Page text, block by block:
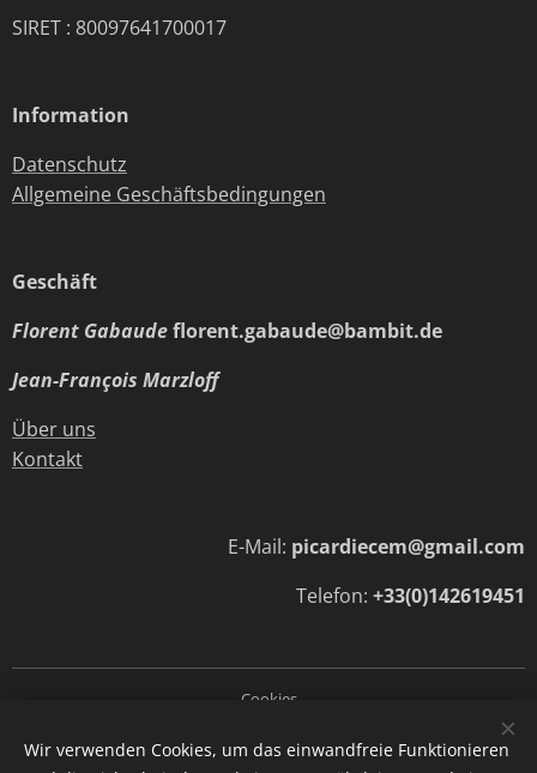
SIRET : 80097641700017
Information
Datenschutz
Allgemeine Geschäftsbedingungen
Geschäft
Florent Gabaudeflorent.gabaude@bambit.de
Jean-François Marzloff
Über uns
Kontakt
E-Mail: picardiecem@gmail.com
Telefon: +33(0)142619451
Cookies
Sprachen
Wir verwenden Cookies, um das einwandfreie Funktionieren